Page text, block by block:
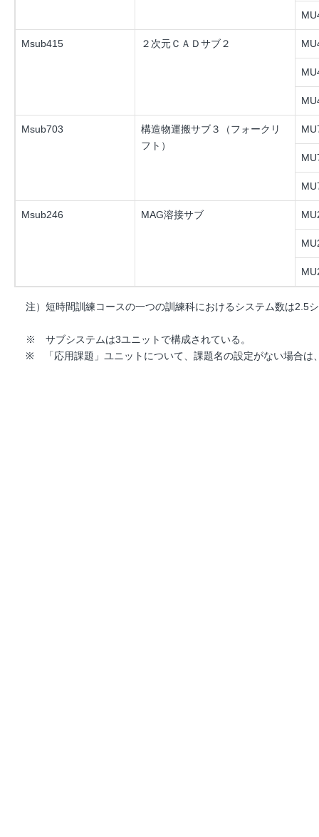
Msub415 ２次元ＣＡＤサブ２
Msub703
構造物運搬サブ３（フォークリ
フト）
Msub246 MAG溶接サブ
注）短時間訓練コースの一つの訓練科におけるシステム数は2.5
※ サブシステムは3ユニットで構成されている。
※ 「応用課題」ユニットについて、課題名の設定がない場合は